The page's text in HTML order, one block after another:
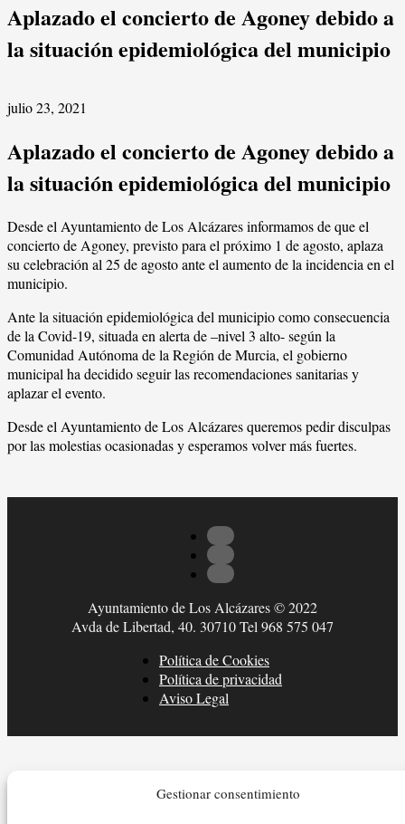
Gestionar consentimiento
Aplazado el concierto de Agoney debido a
la situación epidemiológica del municipio
julio 23, 2021
Aplazado el concierto de Agoney debido a
la situación epidemiológica del municipio
Desde el Ayuntamiento de Los Alcázares informamos de que el
concierto de Agoney, previsto para el próximo 1 de agosto, aplaza
su celebración al 25 de agosto ante el aumento de la incidencia en el
municipio.
Ante la situación epidemiológica del municipio como consecuencia
de la Covid-19, situada en alerta de –nivel 3 alto- según la
Comunidad Autónoma de la Región de Murcia, el gobierno
municipal ha decidido seguir las recomendaciones sanitarias y
aplazar el evento.
Desde el Ayuntamiento de Los Alcázares queremos pedir disculpas
por las molestias ocasionadas y esperamos volver más fuertes.
Ayuntamiento de Los Alcázares © 2022
Avda de Libertad, 40. 30710 Tel 968 575 047
Política de Cookies
Política de privacidad
Aviso Legal